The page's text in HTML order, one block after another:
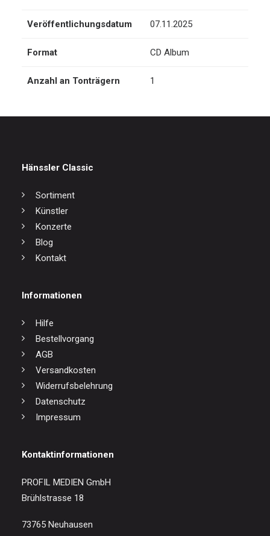
Veröffentlichungsdatum 07.11.2025
Format CD Album
Anzahl an Tonträgern 1
Hänssler Classic
Sortiment
Künstler
Konzerte
Blog
Kontakt
Informationen
Hilfe
Bestellvorgang
AGB
Versandkosten
Widerrufsbelehrung
Datenschutz
Impressum
Kontaktinformationen
PROFIL MEDIEN GmbH
Brühlstrasse 18
73765 Neuhausen